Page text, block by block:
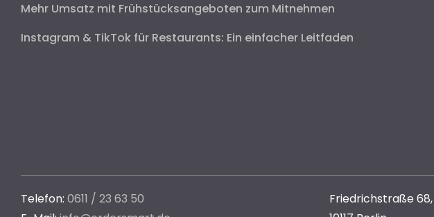
Mehr Umsatz mit Frühstücksangeboten zum Mitnehmen
Instagram & TikTok für Restaurants: Ein einfacher Leitfaden
Telefon: 0611 / 23 63 50
Friedrichstraße 68,